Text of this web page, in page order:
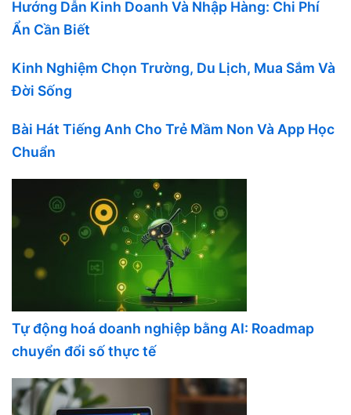
Hướng Dẫn Kinh Doanh Và Nhập Hàng: Chi Phí
Ẩn Cần Biết
Kinh Nghiệm Chọn Trường, Du Lịch, Mua Sắm Và
Đời Sống
Bài Hát Tiếng Anh Cho Trẻ Mầm Non Và App Học
Chuẩn
Tự động hoá doanh nghiệp bằng AI: Roadmap
chuyển đổi số thực tế